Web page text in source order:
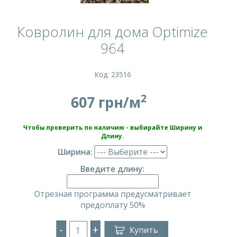
Ковролин для дома Optimize
964
Код: 23516
607 грн/м2
Чтобы проверить по наличию - выбирайте Ширину и
Длину.
Ширина:
Введите длину:
Отрезная программа предусматривает
предоплату 50%
- + Купить